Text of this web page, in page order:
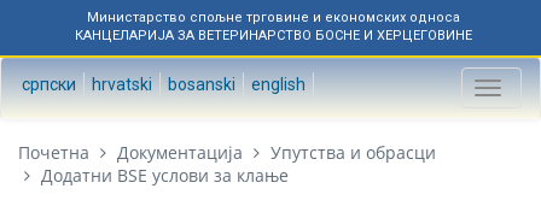
Министарство спољне трговине и економских односа
КАНЦЕЛАРИЈА ЗА ВЕТЕРИНАРСТВО БОСНЕ И ХЕРЦЕГОВИНЕ
српски hrvatski bosanski english
Toggle
Почетна Документација
Упутства и обрасци
Додатни BSE услови за клање